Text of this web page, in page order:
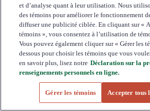
et d’analyse quant à leur utilisation. Nous
des témoins pour améliorer le fonctionnement
diffuser une publicité ciblée. En cliquant sur «
témoins », vous consentez à l’utilisation de
Vous pouvez également cliquer sur « Gérer les
dessous pour choisir les témoins que vous
en savoir plus, lisez notre Déclaration sur la
renseignements personnels en ligne.
Gérer les témoins Accepter tous